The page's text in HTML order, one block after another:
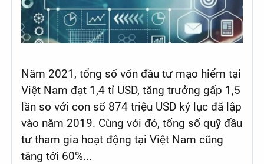
Năm 2021, tổng số vốn đầu tư mạo hiểm tại
Việt Nam đạt 1,4 tỉ USD, tăng trưởng gấp 1,5
lần so với con số 874 triệu USD kỷ lục đã lập
vào năm 2019. Cùng với đó, tổng số quỹ đầu
tư tham gia hoạt động tại Việt Nam cũng
tăng tới 60%...